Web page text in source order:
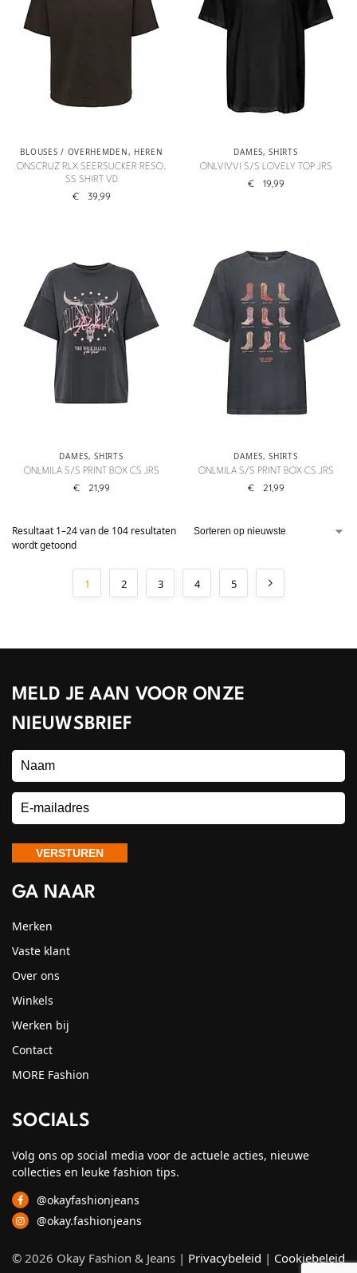
BLOUSES / OVERHEMDEN, HEREN
ONSCRUZ RLX SEERSUCKER RESO.
SS SHIRT VD
€ 39,99
DAMES,SHIRTS
ONLVIVVI S/S LOVELY TOP JRS
€ 19,99
DAMES,SHIRTS
ONLMILA S/S PRINT BOX CS JRS
€ 21,99
DAMES,SHIRTS
ONLMILA S/S PRINT BOX CS JRS
€ 21,99
Resultaat 1–24 van de 104 resultaten
wordt getoond
1 2 3 4 5
MELD JE AAN VOOR ONZE
NIEUWSBRIEF
GA NAAR
Merken
Vaste klant
Over ons
Winkels
Werken bij
Contact
MORE Fashion
SOCIALS
Volg ons op social media voor de actuele acties, nieuwe
collecties en leuke fashion tips.
@okayfashionjeans
@okay.fashionjeans
© 2026 Okay Fashion & Jeans | Privacybeleid | Cookiebeleid